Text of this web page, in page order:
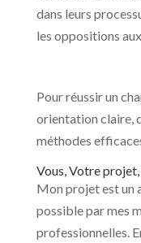
dans leurs
les oppositions
Pour réussir un
orientation claire,
méthodes
Vous, Votre
Mon projet est un
possible par mes
professionnelles.